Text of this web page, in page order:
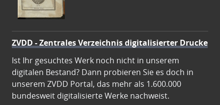
ZVDD - Zentrales Verzeichnis digitalisierter Drucke
Ist Ihr gesuchtes Werk noch nicht in unserem
digitalen Bestand? Dann probieren Sie es doch in
unserem ZVDD Portal, das mehr als 1.600.000
bundesweit digitalisierte Werke nachweist.